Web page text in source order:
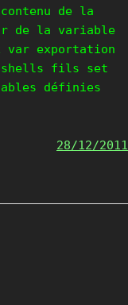
de la
de la variable
var exportation
shells fils set
définies
28/12/2011